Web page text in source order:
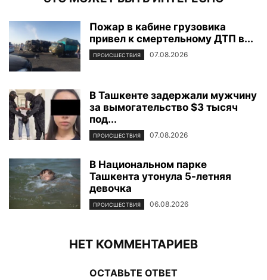
Пожар в кабине грузовика
привел к смертельному ДТП в...
ПРОИСШЕСТВИЯ 07.08.2026
В Ташкенте задержали мужчину
за вымогательство $3 тысяч
под...
ПРОИСШЕСТВИЯ 07.08.2026
В Национальном парке
Ташкента утонула 5-летняя
девочка
ПРОИСШЕСТВИЯ 06.08.2026
НЕТ КОММЕНТАРИЕВ
ОСТАВЬТЕ ОТВЕТ